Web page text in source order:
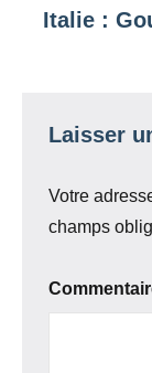
Italie :
Laisser
Votre
champs